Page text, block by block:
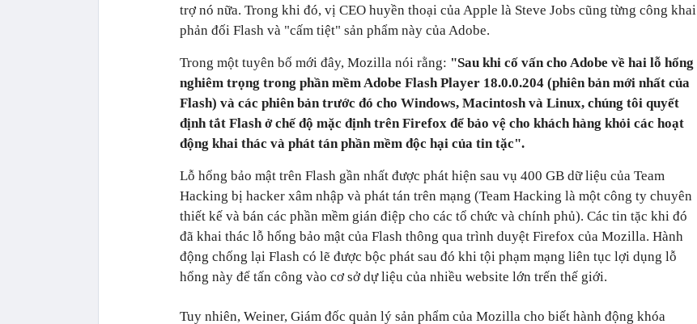
trợ nó nữa. Trong khi đó, vị CEO huyền thoại của Apple là Steve Jobs cũng từng công khai
phản đối Flash và "cấm tiệt" sản phẩm này của Adobe.
Trong một tuyên bố mới đây, Mozilla nói rằng: "Sau khi cố vấn cho Adobe về hai lỗ hổng
nghiêm trọng trong phần mềm Adobe Flash Player 18.0.0.204 (phiên bản mới nhất của
Flash) và các phiên bản trước đó cho Windows, Macintosh và Linux, chúng tôi quyết
định tắt Flash ở chế độ mặc định trên Firefox để bảo vệ cho khách hàng khỏi các hoạt
động khai thác và phát tán phần mềm độc hại của tin tặc".
Lỗ hổng bảo mật trên Flash gần nhất được phát hiện sau vụ 400 GB dữ liệu của Team
Hacking bị hacker xâm nhập và phát tán trên mạng (Team Hacking là một công ty chuyên
thiết kế và bán các phần mềm gián điệp cho các tổ chức và chính phủ). Các tin tặc khi đó
đã khai thác lỗ hổng bảo mật của Flash thông qua trình duyệt Firefox của Mozilla. Hành
động chống lại Flash có lẽ được bộc phát sau đó khi tội phạm mạng liên tục lợi dụng lỗ
hổng này để tấn công vào cơ sở dự liệu của nhiều website lớn trến thế giới.
Tuy nhiên, Weiner, Giám đốc quản lý sản phẩm của Mozilla cho biết hành động khóa